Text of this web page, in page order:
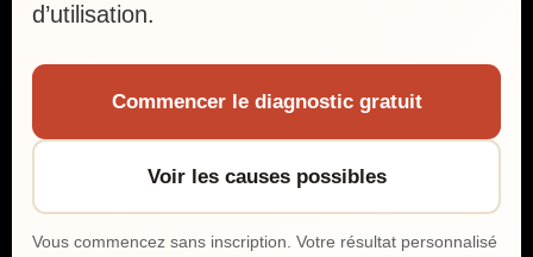
d’utilisation.
Commencer le diagnostic gratuit
Voir les causes possibles
Vous commencez sans inscription. Votre résultat personnalisé